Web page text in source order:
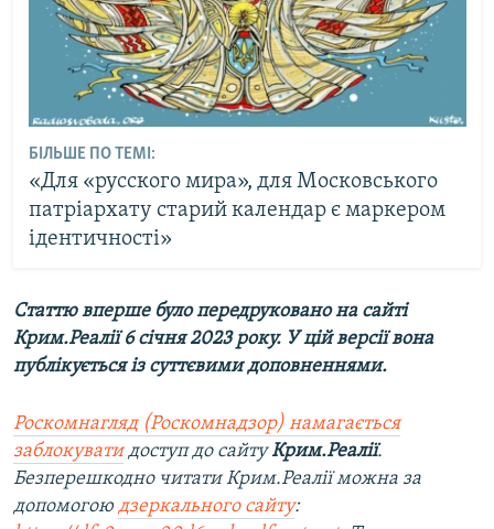
БІЛЬШЕ ПО ТЕМІ:
«Для «русского мира», для Московського
патріархату старий календар є маркером
ідентичності»
Статтю вперше було передруковано на сайті
Крим.Реалії 6 січня 2023 року. У цій версії вона
публікується із суттєвими доповненнями.
Роскомнагляд (Роскомнадзор) намагається
заблокуватидоступ до сайтуКрим.Реалії.
Безперешкодно читати Крим.Реалії можна за
допомогою дзеркального сайту: